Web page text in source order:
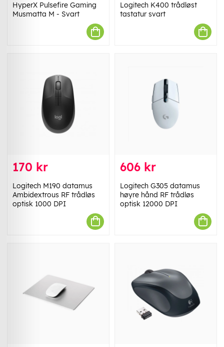
HyperX Pulsefire Gaming
Musmatta M - Svart
Logitech K400 trådløst
tastatur svart
170 kr
Logitech M190 datamus
Ambidextrous RF trådløs
optisk 1000 DPI
606 kr
Logitech G305 datamus
høyre hånd RF trådløs
optisk 12000 DPI